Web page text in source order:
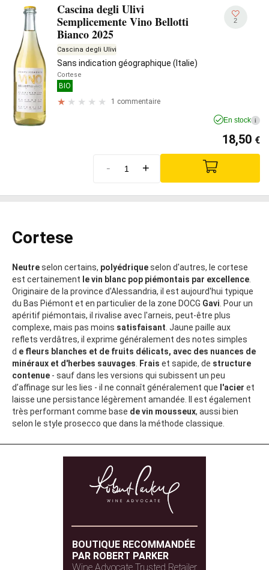
Cascina degli Ulivi
Semplicemente Vino Bellotti
Bianco 2025
Cascina degli Ulivi
Sans indication géographique (Italie)
Cortese
BIO
1 commentaire
2
En stock i
18,50 €
- +
Cortese
Neutreselon certains, polyédriqueselon d'autres, le cortese
est certainement le vin blanc pop piémontais par excellence.
Originaire de la province d'Alessandria, il est aujourd'hui typique
du Bas Piémont et en particulier de la zone DOCG Gavi. Pour un
apéritif piémontais, il rivalise avec l'arneis, peut-être plus
complexe, mais pas moins satisfaisant. Jaune paille aux
reflets verdâtres, il exprime généralement des notes simples
d e fleurs blanches et de fruits délicats, avec des nuances de
minéraux et d'herbes sauvages. Frais et sapide, de structure
contenue - sauf dans les versions qui subissent un peu
d’affinage sur les lies - il ne connaît généralement que l'acier et
laisse une persistance légèrement amandée. Il est également
très performant comme base de vin mousseux, aussi bien
selon le style prosecco que dans la méthode classique.
BOUTIQUE RECOMMANDÉE
PAR ROBERT PARKER
Wine Advocate Trusted Retailer